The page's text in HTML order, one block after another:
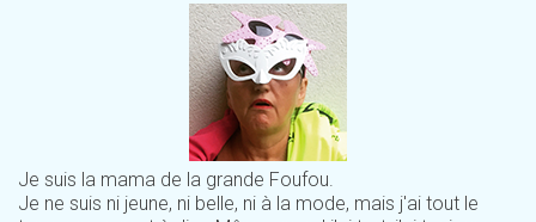
Je suis la mama de la grande Foufou.
Je ne suis ni jeune, ni belle, ni à la mode, mais j'ai tout le